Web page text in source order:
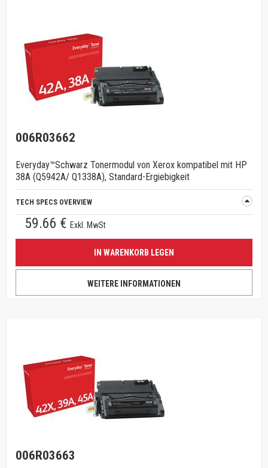
006R03662
Everyday™Schwarz Tonermodul von Xerox kompatibel mit HP
38A (Q5942A/ Q1338A), Standard-Ergiebigkeit
TECH SPECS OVERVIEW
59.66 € Exkl. MwSt
IN WARENKORB LEGEN
WEITERE INFORMATIONEN
006R03663